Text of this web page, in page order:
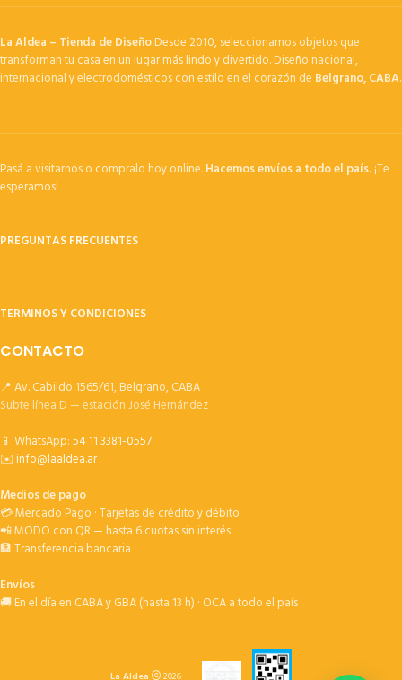
La Aldea – Tienda de DiseñoDesde 2010, seleccionamos objetos que
transforman tu casa en un lugar más lindo y divertido. Diseño nacional,
internacional y electrodomésticos con estilo en el corazón de Belgrano, CABA.
Pasá a visitarnos o compralo hoy online.Hacemos envíos a todo el país.¡Te
esperamos!
PREGUNTAS FRECUENTES
TERMINOS Y CONDICIONES
CONTACTO
📍 Av. Cabildo 1565/61, Belgrano, CABA
Subte línea D — estación José Hernández
📱 WhatsApp:54 11 3381-0557
✉️info@laaldea.ar
Medios de pago
💳 Mercado Pago · Tarjetas de crédito y débito
📲 MODO con QR — hasta 6 cuotas sin interés
🏦 Transferencia bancaria
Envíos
🚚 En el día en CABA y GBA (hasta 13 h) · OCA a todo el país
La Aldea 2026